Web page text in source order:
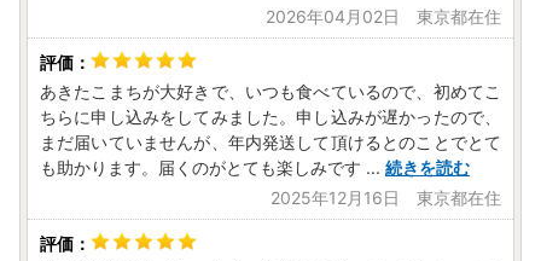
2026年04月02日 東京都在住
あきたこまちが大好きで、いつも食べているので、初めてこ
ちらに申し込みをしてみました。申し込みが遅かったので、
まだ届いていませんが、年内発送して頂けるとのことでとて
も助かります。届くのがとても楽しみです ... 続きを読む
2025年12月16日 東京都在住